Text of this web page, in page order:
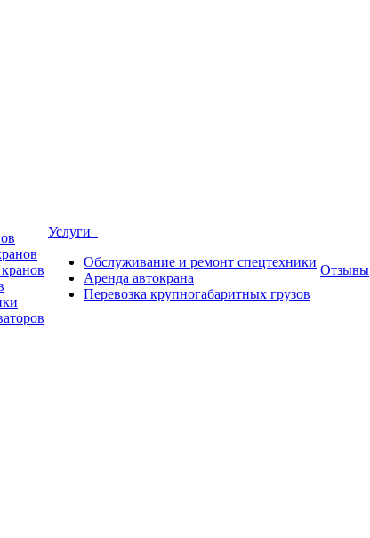
Услуги
Обслуживание и ремонт спецтехники
Аренда автокрана
Перевозка крупногабаритных грузов
Отзывы